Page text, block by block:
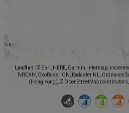
Leaflet
© Esri, HERE, Garmin, Intermap,
NRCAN, GeoBase, IGN, Kadaster NL, Ordnance
(Hong Kong), © OpenStreetMap